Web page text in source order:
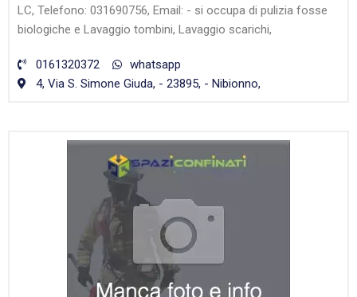
LC, Telefono: 031690756, Email: - si occupa di pulizia fosse
biologiche e Lavaggio tombini, Lavaggio scarichi,
0161320372
whatsapp
4, Via S. Simone Giuda, - 23895, - Nibionno,